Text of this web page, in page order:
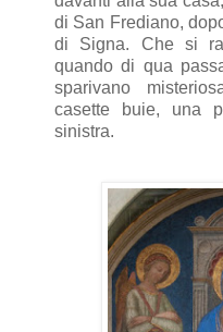
di San Frediano,
di Signa. Che si
quando di qua
sparivano
casette buie, una
sinistra.